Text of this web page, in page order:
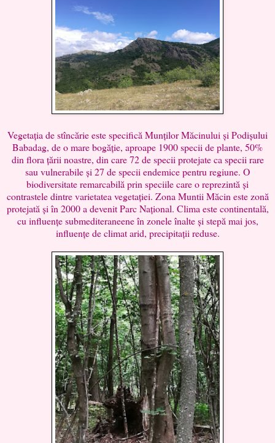
Vegetația de stîncărie este specifică Munților Măcinului și Podișului
Babadag, de o mare bogăție, aproape 1900 specii de plante, 50%
din flora țării noastre, din care 72 de specii protejate ca specii rare
sau vulnerabile și 27 de specii endemice pentru regiune. O
biodiversitate remarcabilă prin speciile care o reprezintă și
contrastele dintre varietatea vegetației. Zona Muntii Măcin este zonă
protejată și în 2000 a devenit Parc Național. Clima este continentală,
cu influențe submediteraneene în zonele înalte și stepă mai jos,
influențe de climat arid, precipitații reduse.